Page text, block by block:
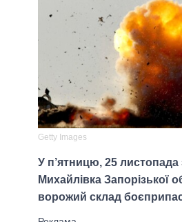
Getty Images
У п’ятницю, 25 листопада
Михайлівка Запорізької
ворожий склад